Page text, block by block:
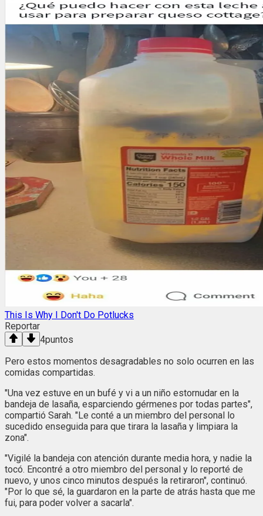
This Is Why I Don't Do Potlucks
Reportar
4puntos
Pero estos momentos desagradables no solo ocurren en las
comidas compartidas.
"Una vez estuve en un bufé y vi a un niño estornudar en la
bandeja de lasaña, esparciendo gérmenes por todas partes",
compartió Sarah. "Le conté a un miembro del personal lo
sucedido enseguida para que tirara la lasaña y limpiara la
zona".
"Vigilé la bandeja con atención durante media hora, y nadie la
tocó. Encontré a otro miembro del personal y lo reporté de
nuevo, y unos cinco minutos después la retiraron", continuó.
"Por lo que sé, la guardaron en la parte de atrás hasta que me
fui, para poder volver a sacarla".